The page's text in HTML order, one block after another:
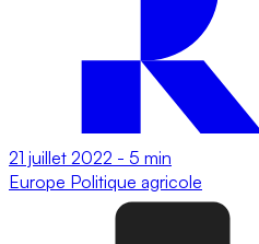
21 juillet 2022 - 5 min
Europe Politique agricole